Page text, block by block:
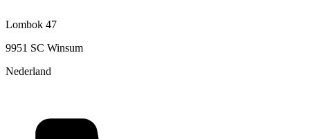
Lombok 47
9951 SC Winsum
Nederland